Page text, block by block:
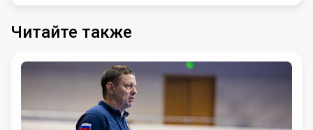
Читайте также